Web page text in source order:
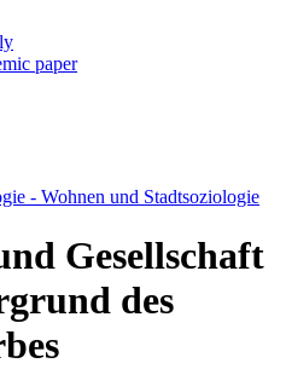
paper
- Wohnen und Stadtsoziologie
Gesellschaft
des